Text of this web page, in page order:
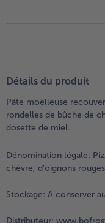
Détails du produit
Pâte moelleuse
rondelles de bûche de
dosette de miel.
Dénomination légale:
chèvre, d’oignons
Stockage: A conserver
Distributeur: